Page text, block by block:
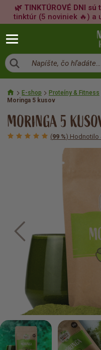
🌿 TINKTÚROVÉ DNI sú
tinktúr (5 noviniek 🔥) a
Napíšte, čo hľadáte…
E-shop Proteíny & Fitness
Moringa 5 kusov
MORINGA 5
(99 %) Hodnotilo